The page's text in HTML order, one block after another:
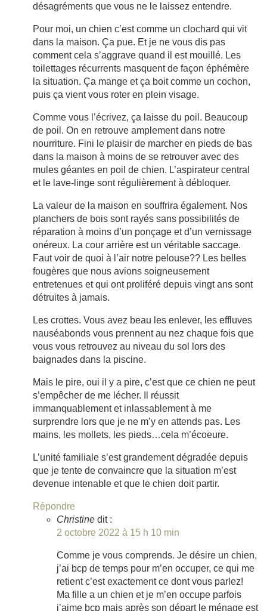
désagréments que vous ne le laissez entendre.
Pour moi, un chien c’est comme un clochard qui vit
dans la maison. Ça pue. Et je ne vous dis pas
comment cela s’aggrave quand il est mouillé. Les
toilettages récurrents masquent de façon éphémère
la situation. Ça mange et ça boit comme un cochon,
puis ça vient vous roter en plein visage.
Comme vous l’écrivez, ça laisse du poil. Beaucoup
de poil. On en retrouve amplement dans notre
nourriture. Fini le plaisir de marcher en pieds de bas
dans la maison à moins de se retrouver avec des
mules géantes en poil de chien. L’aspirateur central
et le lave-linge sont régulièrement à débloquer.
La valeur de la maison en souffrira également. Nos
planchers de bois sont rayés sans possibilités de
réparation à moins d’un ponçage et d’un vernissage
onéreux. La cour arrière est un véritable saccage.
Faut voir de quoi à l’air notre pelouse?? Les belles
fougères que nous avions soigneusement
entretenues et qui ont proliféré depuis vingt ans sont
détruites à jamais.
Les crottes. Vous avez beau les enlever, les effluves
nauséabonds vous prennent au nez chaque fois que
vous vous retrouvez au niveau du sol lors des
baignades dans la piscine.
Mais le pire, oui il y a pire, c’est que ce chien ne peut
s’empêcher de me lécher. Il réussit
immanquablement et inlassablement à me
surprendre lors que je ne m’y en attends pas. Les
mains, les mollets, les pieds…cela m’écoeure.
L’unité familiale s’est grandement dégradée depuis
que je tente de convaincre que la situation m’est
devenue intenable et que le chien doit partir.
Répondre
Christine dit :
2 octobre 2022 à 15 h 10 min
Comme je vous comprends. Je désire un chien,
j’ai bcp de temps pour m’en occuper, ce qui me
retient c’est exactement ce dont vous parlez!
Ma fille a un chien et je m’en occupe parfois
j’aime bcp mais après son départ le ménage est